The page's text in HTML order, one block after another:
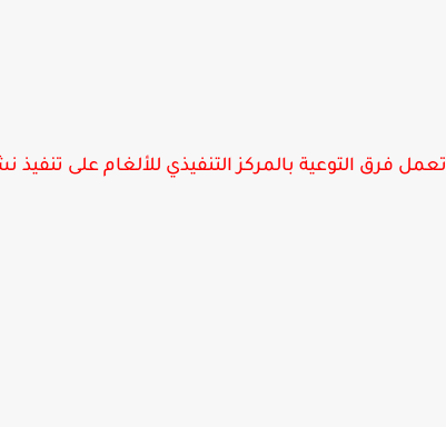
تعمل فرق التوعية بالمركز التنفيذي للألغام على